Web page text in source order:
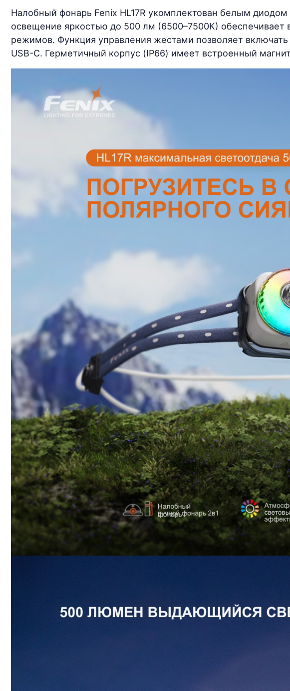
Налобный фонарь Fenix HL17R укомплектован белым
освещение яркостью до 500 лм (6500–7500К) обеспечивает
режимов. Функция управления жестами позволяет
USB-C. Герметичный корпус (IP66) имеет встроенный